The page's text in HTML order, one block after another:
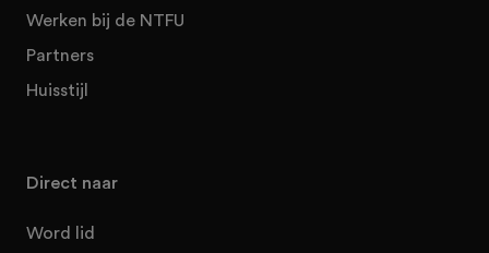
Werken bij de NTFU
Partners
Huisstijl
Direct naar
Word lid